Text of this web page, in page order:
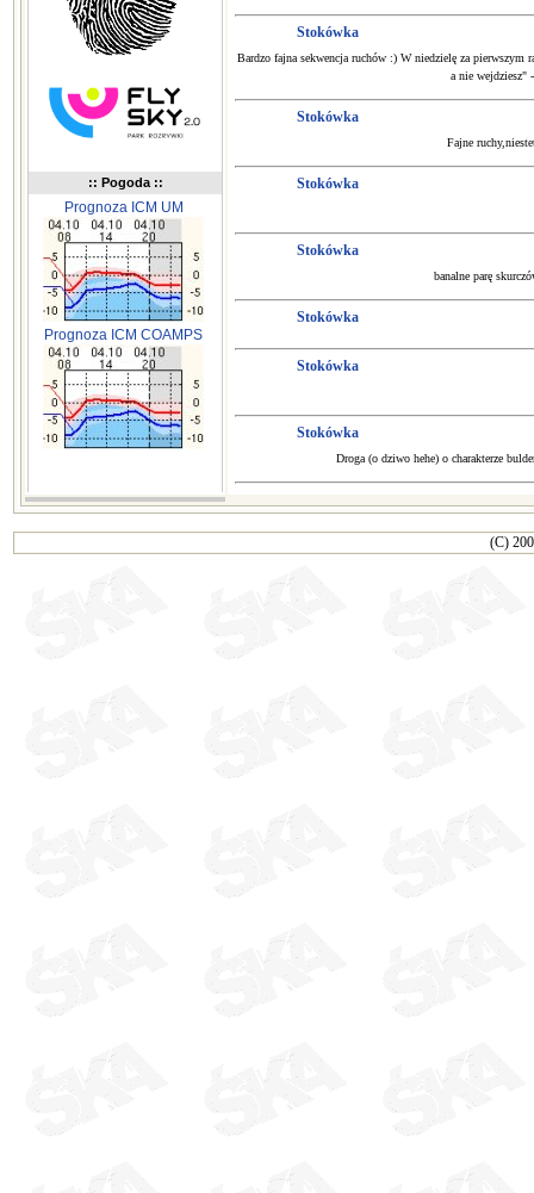
:: Pogoda ::
Prognoza ICM UM
Prognoza ICM COAMPS
Stokówka
Bardzo fajna sekwencja ruchów :) W niedzielę za
a nie wejdziesz"
Stokówka
Fajne
Stokówka
Stokówka
banalne parę
Stokówka
Stokówka
Stokówka
Droga (o dziwo hehe) o charakterze
(C)